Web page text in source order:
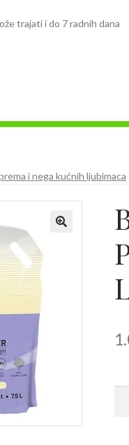
trajati i do 7 radnih dana
i nega kućnih ljubimaca